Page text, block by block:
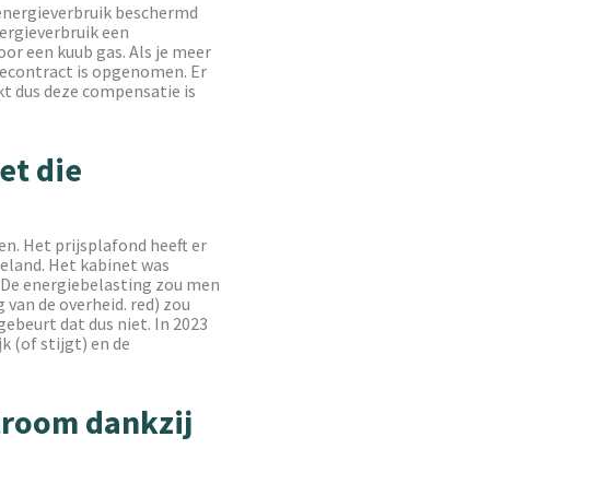
beschermd
een
een kuub gas. Als je meer
is opgenomen. Er
dus deze compensatie is
die
Het prijsplafond heeft er
Het kabinet was
energiebelasting zou men
de overheid. red) zou
dat dus niet. In 2023
(of stijgt) en de
dankzij